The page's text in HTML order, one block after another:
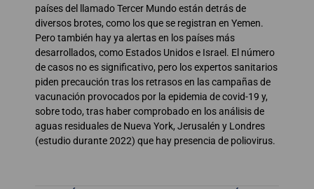
países del llamado Tercer Mundo están detrás de
diversos brotes, como los que se registran en Yemen.
Pero también hay ya alertas en los países más
desarrollados, como Estados Unidos e Israel. El número
de casos no es significativo, pero los expertos sanitarios
piden precaución tras los retrasos en las campañas de
vacunación provocados por la epidemia de covid-19 y,
sobre todo, tras haber comprobado en los análisis de
aguas residuales de Nueva York, Jerusalén y Londres
(estudio durante 2022) que hay presencia de poliovirus.